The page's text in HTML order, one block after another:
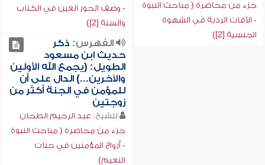
جزء من محاضرة ( مباحث النبوة
- الآفات الردية في الشهوة
الجنسية [2])
- وصف الحور العين في الكتاب
والسنة [2])
الفهرس: ذكر
حديث ابن مسعود
الطويل: (يجمع الله الأولين
والآخرين...) الدال على أن
للمؤمن في الجنة أكثر من
زوجتين
للشيخ: عبد الرحيم الطحان
جزء من محاضرة ( مباحث النبوة
- أزواج المؤمنين في جنات
النعيم)